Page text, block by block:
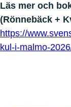
Läs mer och
(Rönnebäck +
https://
kul-i-malmo-